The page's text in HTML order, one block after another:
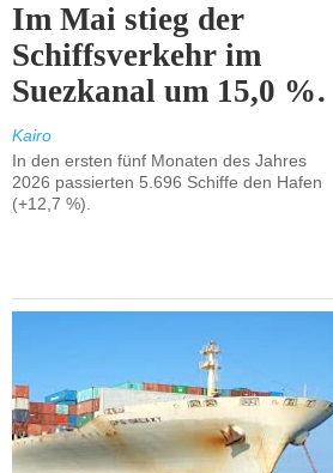
Im Mai stieg der
Schiffsverkehr im
Suezkanal um 15,0 %.
Kairo
In den ersten fünf Monaten des Jahres
2026 passierten 5.696 Schiffe den Hafen
(+12,7 %).